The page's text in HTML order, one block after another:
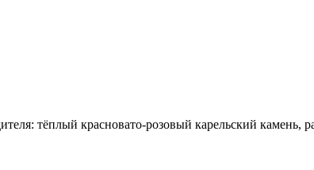
тёплый красновато-розовый карельский камень,